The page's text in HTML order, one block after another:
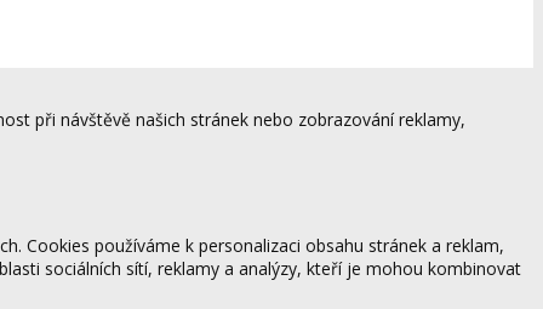
při návštěvě našich stránek nebo zobrazování reklamy,
Cookies používáme k personalizaci obsahu stránek a reklam,
sociálních sítí, reklamy a analýzy, kteří je mohou kombinovat